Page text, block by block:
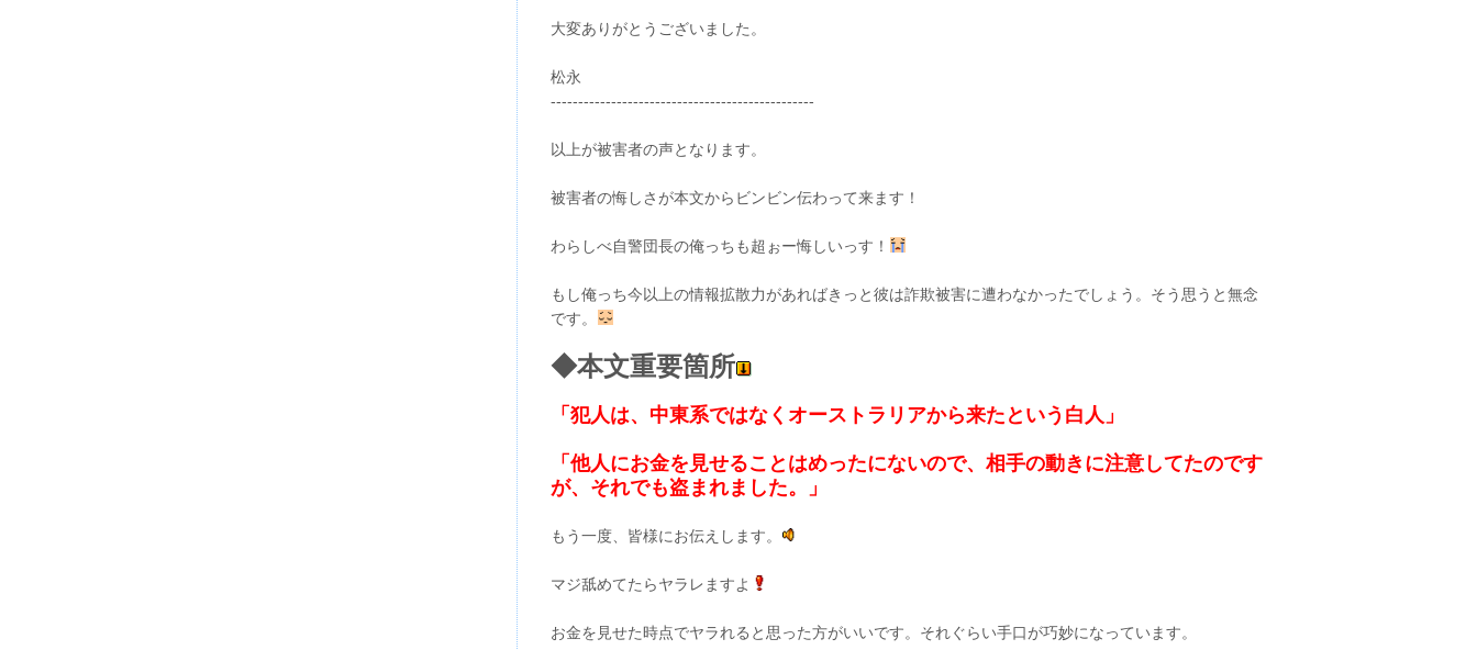
大変ありがとうございました。
松永
------------------------------------------------
以上が被害者の声となります。
被害者の悔しさが本文からビンビン伝わって来ます！
わらしべ自警団長の俺っちも超ぉー悔しいっす！
もし俺っち今以上の情報拡散力があればきっと彼は詐欺被害に遭わなかったでしょう。そう思うと無念
です。
◆本文重要箇所
「犯人は、中東系ではなくオーストラリアから来たという白人」
「他人にお金を見せることはめったにないので、相手の動きに注意してたのです
が、それでも盗まれました。」
もう一度、皆様にお伝えします。
マジ舐めてたらヤラレますよ
お金を見せた時点でヤラれると思った方がいいです。それぐらい手口が巧妙になっています。